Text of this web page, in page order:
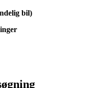
bil)